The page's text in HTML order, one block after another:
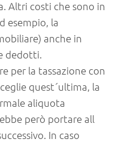
Altri costi che sono in
esempio, la
anche in
dedotti.
per la tassazione con
quest´ultima, la
aliquota
però portare all
In caso